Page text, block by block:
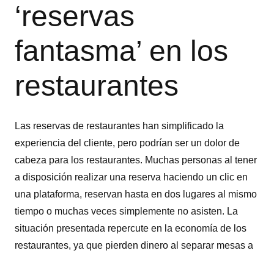
‘reservas
fantasma’ en los
restaurantes
Las reservas de restaurantes han simplificado la
experiencia del cliente, pero podrían ser un dolor de
cabeza para los restaurantes. Muchas personas al tener
a disposición realizar una reserva haciendo un clic en
una plataforma, reservan hasta en dos lugares al mismo
tiempo o muchas veces simplemente no asisten. La
situación presentada repercute en la economía de los
restaurantes, ya que pierden dinero al separar mesas a